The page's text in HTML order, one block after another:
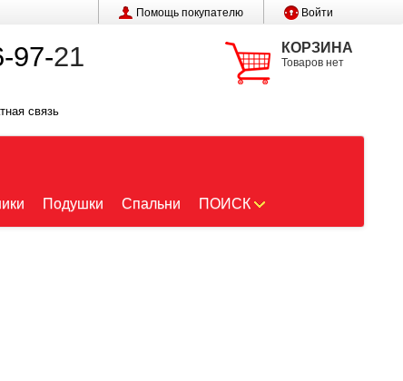
Помощь покупателю Войти
КОРЗИНА
Товаров нет
97-21
связь
Подушки Спальни ПОИСК